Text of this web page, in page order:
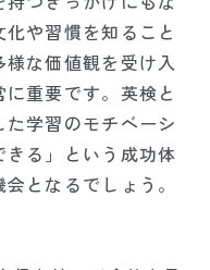
や習慣を知ること
な価値観を受け入
重要です。英検と
学習のモチベーシ
る」という成功体
となるでしょう。